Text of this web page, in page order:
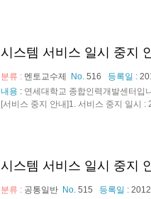
시스템 서비스 일시 중지
분류 : 멘토교수제 No. 516 등록일 :
내용 : 연세대학교 종합인력개발센터입
[서비스 중지 안내]1. 서비스 중지 일시
시스템 서비스 일시 중지
분류 : 공통일반 No. 515 등록일 :